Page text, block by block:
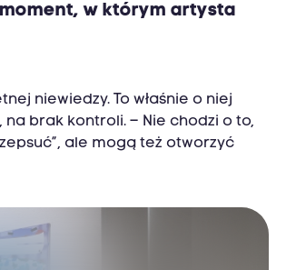
w którym artysta
niewiedzy. To właśnie o niej
brak kontroli. – Nie chodzi o to,
ale mogą też otworzyć